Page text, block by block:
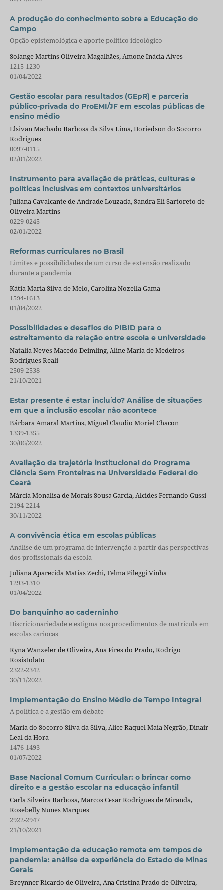
A produção do conhecimento sobre a Educação do
Campo
Opção epistemológica e aporte político ideológico
Solange Martins Oliveira Magalhães, Amone Inácia Alves
1215-1230
01/04/2022
Gestão escolar para resultados (GEpR) e parceria
público-privada do ProEMI/JF em escolas públicas de
ensino médio
Elsivan Machado Barbosa da Silva Lima, Doriedson do Socorro
Rodrigues
0097-0115
02/01/2022
Instrumento para avaliação de práticas, culturas e
políticas inclusivas em contextos universitários
Juliana Cavalcante de Andrade Louzada, Sandra Eli Sartoreto de
Oliveira Martins
0229-0245
02/01/2022
Reformas curriculares no Brasil
Limites e possibilidades de um curso de extensão realizado
durante a pandemia
Kátia Maria Silva de Melo, Carolina Nozella Gama
1594-1613
01/04/2022
Possibilidades e desafios do PIBID para o
estreitamento da relação entre escola e universidade
Natalia Neves Macedo Deimling, Aline Maria de Medeiros
Rodrigues Reali
2509-2538
21/10/2021
Estar presente é estar incluído? Análise de situações
em que a inclusão escolar não acontece
Bárbara Amaral Martins, Miguel Claudio Moriel Chacon
1339-1355
30/06/2022
Avaliação da trajetória institucional do Programa
Ciência Sem Fronteiras na Universidade Federal do
Ceará
Márcia Monalisa de Morais Sousa Garcia, Alcides Fernando Gussi
2194-2214
30/11/2022
A convivência ética em escolas públicas
Análise de um programa de intervenção a partir das perspectivas
dos profissionais da escola
Juliana Aparecida Matias Zechi, Telma Pileggi Vinha
1293-1310
01/04/2022
Do banquinho ao caderninho
Discricionariedade e estigma nos procedimentos de matrícula em
escolas cariocas
Ryna Wanzeler de Oliveira, Ana Pires do Prado, Rodrigo
Rosistolato
2322-2342
30/11/2022
Implementação do Ensino Médio de Tempo Integral
A política e a gestão em debate
Maria do Socorro Silva da Silva, Alice Raquel Maia Negrão, Dinair
Leal da Hora
1476-1493
01/07/2022
Base Nacional Comum Curricular: o brincar como
direito e a gestão escolar na educação infantil
Carla Silveira Barbosa, Marcos Cesar Rodrigues de Miranda,
Rosebelly Nunes Marques
2922-2947
21/10/2021
Implementação da educação remota em tempos de
pandemia: análise da experiência do Estado de Minas
Gerais
Breynner Ricardo de Oliveira, Ana Cristina Prado de Oliveira,